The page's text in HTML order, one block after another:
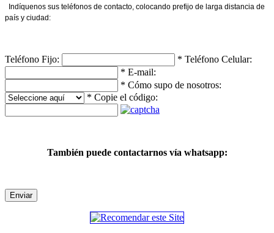
Indíquenos sus teléfonos de contacto, colocando prefijo de larga distancia de
país y ciudad:
Teléfono Fijo: * Teléfono Celular:
* E-mail:
* Cómo supo de nosotros:
* Copie el código:
También puede contactarnos vía whatsapp:
Enviar